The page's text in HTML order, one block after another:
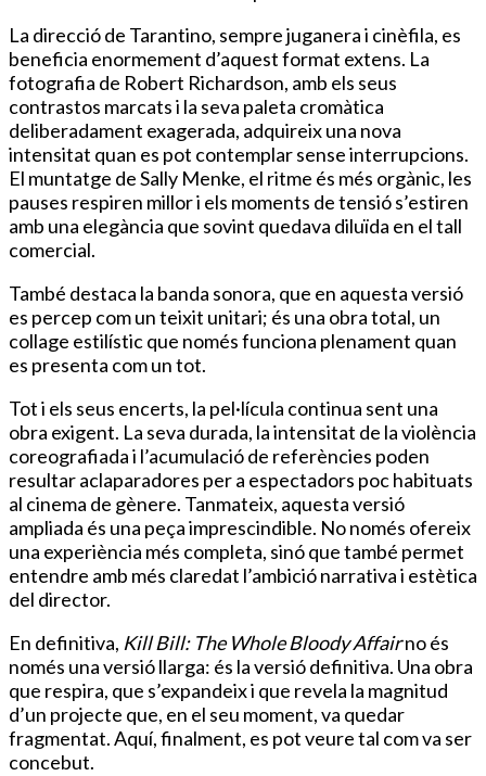
La direcció de Tarantino, sempre juganera i cinèfila, es
beneficia enormement d’aquest format extens. La
fotografia de Robert Richardson, amb els seus
contrastos marcats i la seva paleta cromàtica
deliberadament exagerada, adquireix una nova
intensitat quan es pot contemplar sense interrupcions.
El muntatge de Sally Menke, el ritme és més orgànic, les
pauses respiren millor i els moments de tensió s’estiren
amb una elegància que sovint quedava diluïda en el tall
comercial.
També destaca la banda sonora, que en aquesta versió
es percep com un teixit unitari; és una obra total, un
collage estilístic que només funciona plenament quan
es presenta com un tot.
Tot i els seus encerts, la pel·lícula continua sent una
obra exigent. La seva durada, la intensitat de la violència
coreografiada i l’acumulació de referències poden
resultar aclaparadores per a espectadors poc habituats
al cinema de gènere. Tanmateix, aquesta versió
ampliada és una peça imprescindible. No només ofereix
una experiència més completa, sinó que també permet
entendre amb més claredat l’ambició narrativa i estètica
del director.
En definitiva, Kill Bill: The Whole Bloody Affairno és
només una versió llarga: és la versió definitiva. Una obra
que respira, que s’expandeix i que revela la magnitud
d’un projecte que, en el seu moment, va quedar
fragmentat. Aquí, finalment, es pot veure tal com va ser
concebut.